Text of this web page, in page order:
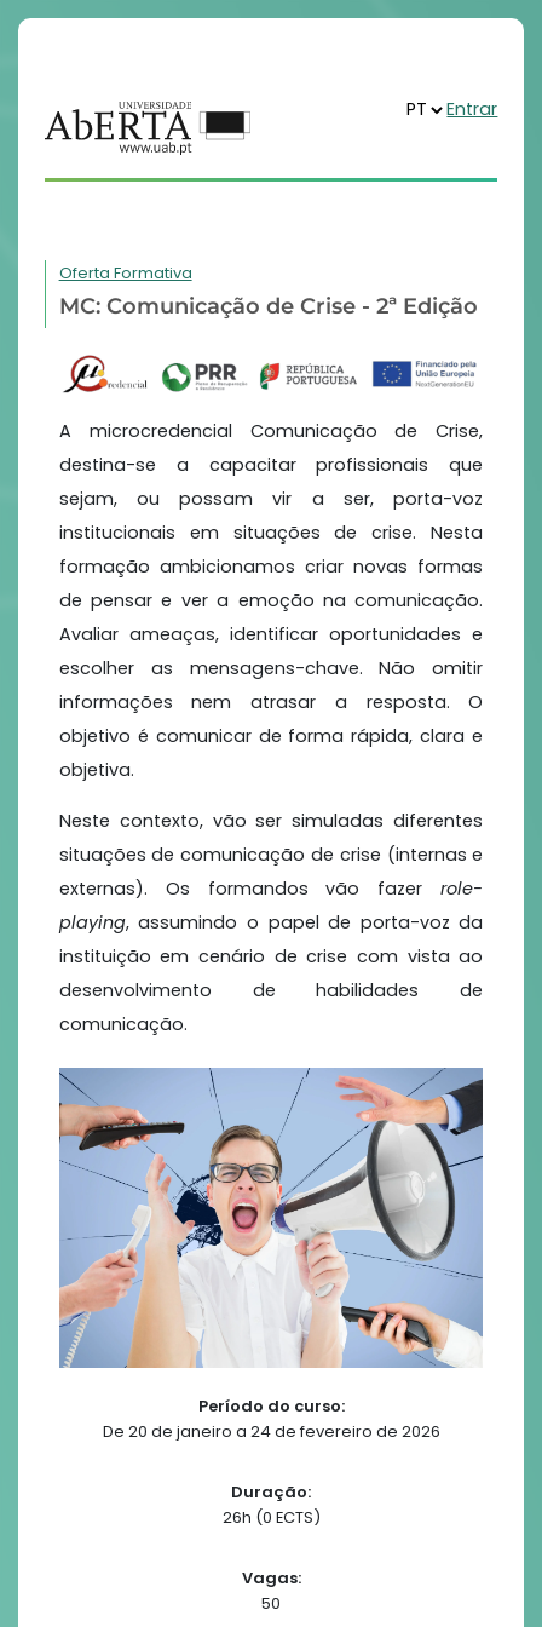
Entrar
MC: Comunicação de Crise - 2ª Edição
Oferta Formativa
A microcredencial Comunicação de Crise,
destina-se a capacitar profissionais que
sejam, ou possam vir a ser, porta-voz
institucionais em situações de crise. Nesta
formação ambicionamos criar novas formas
de pensar e ver a emoção na comunicação.
Avaliar ameaças, identificar oportunidades e
escolher as mensagens-chave. Não omitir
informações nem atrasar a resposta. O
objetivo é comunicar de forma rápida, clara e
objetiva.
Neste contexto, vão ser simuladas diferentes
situações de comunicação de crise (internas e
externas). Os formandos vão fazerrole-
playing, assumindo o papel de porta-voz da
instituição em cenário de crise com vista ao
desenvolvimento de habilidades de
comunicação.
Período do curso:
De 20 de janeiro a 24 de fevereiro de 2026
Duração:
26h (0 ECTS)
Vagas:
50